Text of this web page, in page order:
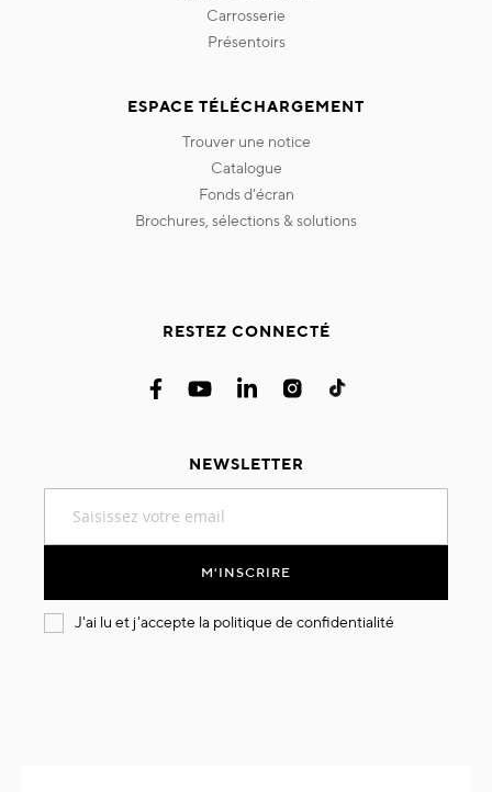
carrosserie
présentoirs
ESPACE TÉLÉCHARGEMENT
trouver une notice
catalogue
fonds d'écran
brochures, sélections & solutions
RESTEZ CONNECTÉ
NEWSLETTER
notre
M'INSCRIRE
J'ai lu et j'accepte la politique de confidentialité